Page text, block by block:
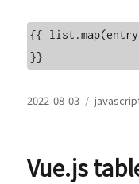
{{
}}
發
2022-08-03
分
Vue.js